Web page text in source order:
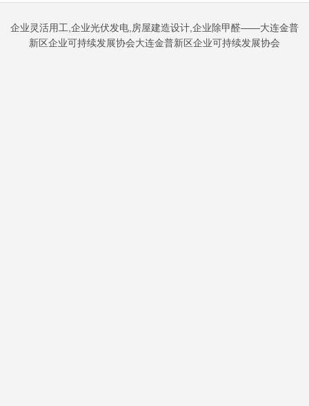
企业灵活用工,企业光伏发电,房屋建造设计,企业除甲醛——大连金普
新区企业可持续发展协会大连金普新区企业可持续发展协会